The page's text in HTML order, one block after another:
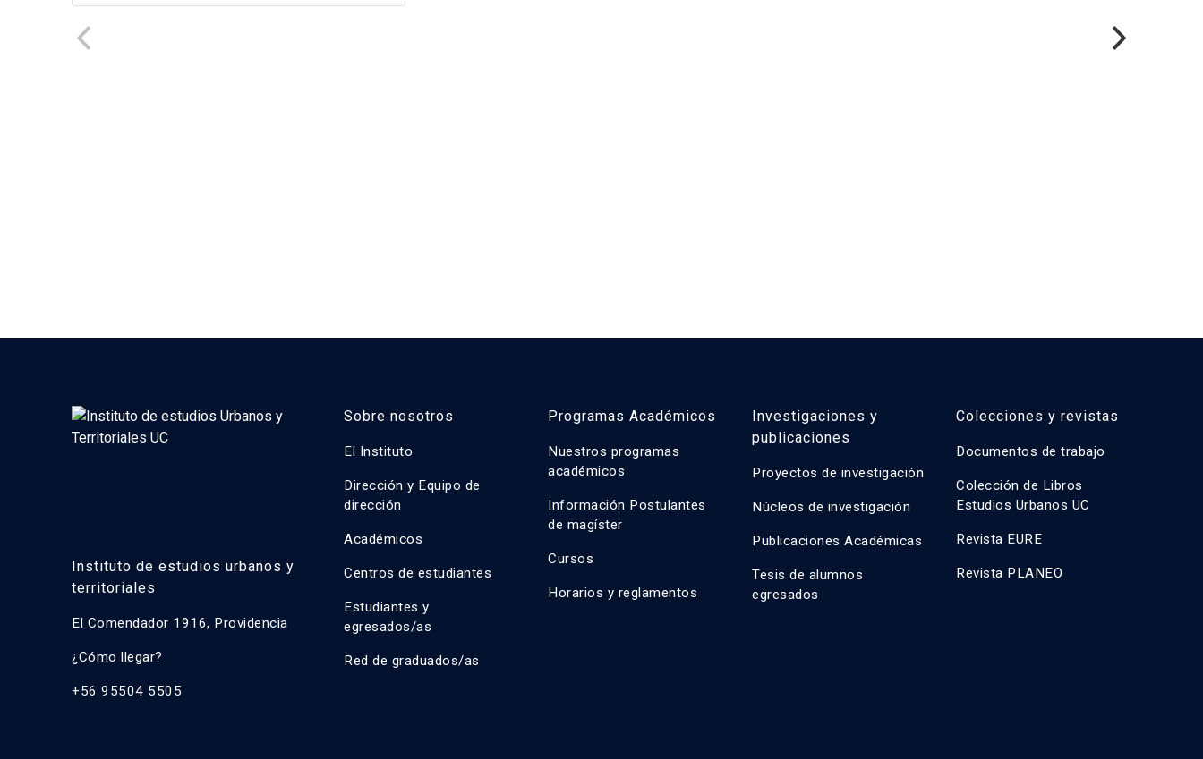
Instituto de estudios urbanos y
territoriales
El Comendador 1916, Providencia
¿Cómo llegar?
+56 95504 5505
Sobre nosotros
El Instituto
Dirección y Equipo de
dirección
Académicos
Centros de estudiantes
Estudiantes y
egresados/as
Red de graduados/as
Programas Académicos
Nuestros programas
académicos
Información Postulantes
de magíster
Cursos
Horarios y reglamentos
Investigaciones y
publicaciones
Proyectos de investigación
Núcleos de investigación
Publicaciones Académicas
Tesis de alumnos
egresados
Colecciones y revistas
Documentos de trabajo
Colección de Libros
Estudios Urbanos UC
Revista EURE
Revista PLANEO